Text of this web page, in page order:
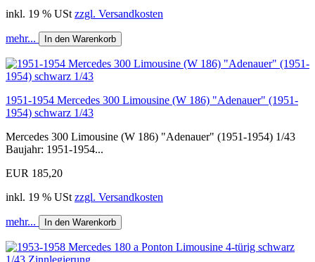
inkl. 19 % USt zzgl. Versandkosten
mehr... In den Warenkorb
1951-1954 Mercedes 300 Limousine (W 186) "Adenauer" (1951-
1954) schwarz 1/43
Mercedes 300 Limousine (W 186) "Adenauer" (1951-1954) 1/43
Baujahr: 1951-1954...
EUR 185,20
inkl. 19 % USt zzgl. Versandkosten
mehr... In den Warenkorb